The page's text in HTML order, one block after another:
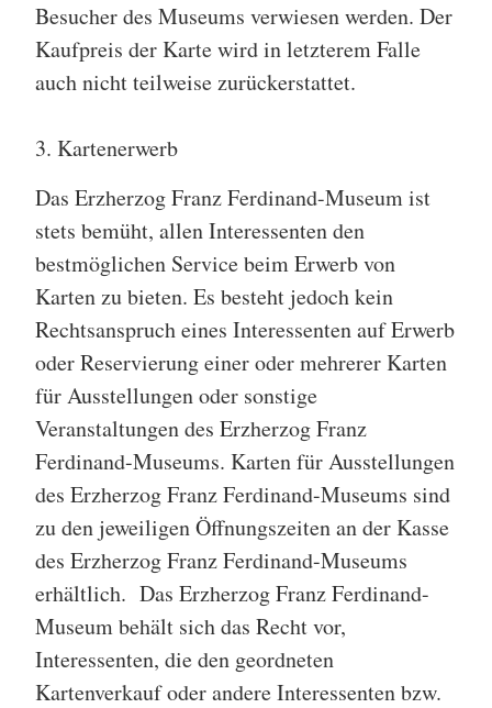
Besucher des Museums verwiesen werden. Der
Kaufpreis der Karte wird in letzterem Falle
auch nicht teilweise zurückerstattet.
3. Kartenerwerb
Das Erzherzog Franz Ferdinand-Museum ist
stets bemüht, allen Interessenten den
bestmöglichen Service beim Erwerb von
Karten zu bieten. Es besteht jedoch kein
Rechtsanspruch eines Interessenten auf Erwerb
oder Reservierung einer oder mehrerer Karten
für Ausstellungen oder sonstige
Veranstaltungen des Erzherzog Franz
Ferdinand-Museums. Karten für Ausstellungen
des Erzherzog Franz Ferdinand-Museums sind
zu den jeweiligen Öffnungszeiten an der Kasse
des Erzherzog Franz Ferdinand-Museums
erhältlich. Das Erzherzog Franz Ferdinand-
Museum behält sich das Recht vor,
Interessenten, die den geordneten
Kartenverkauf oder andere Interessenten bzw.